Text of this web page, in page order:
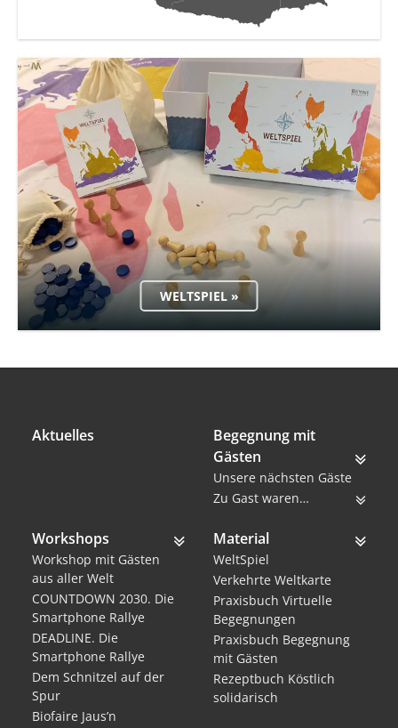
WELTSPIEL »
Aktuelles
Begegnung mit
Gästen
Unsere nächsten Gäste
Zu Gast waren…
Workshops
Workshop mit Gästen
aus aller Welt
COUNTDOWN 2030. Die
Smartphone Rallye
DEADLINE. Die
Smartphone Rallye
Dem Schnitzel auf der
Spur
Biofaire Jaus’n
Material
WeltSpiel
Verkehrte Weltkarte
Praxisbuch Virtuelle
Begegnungen
Praxisbuch Begegnung
mit Gästen
Rezeptbuch Köstlich
solidarisch